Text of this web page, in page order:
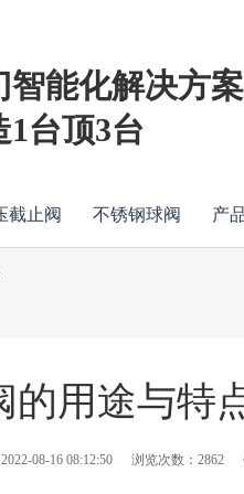
智能化解决方案
1台顶3台
截止阀 不锈钢球阀 产
的用途与特
08-16 08:12:50 浏览次数：2862